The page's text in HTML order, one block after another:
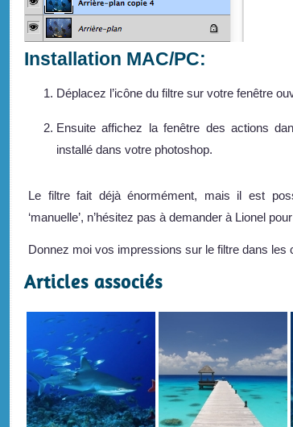
Installation MAC/PC:
Déplacez l’icône du filtre sur votre fenêtre
Ensuite affichez la fenêtre des actions
installé dans votre photoshop.
Le filtre fait déjà énormément, mais il est
‘manuelle’, n’hésitez pas à demander à Lionel
Donnez moi vos impressions sur le filtre dans les
Articles associés